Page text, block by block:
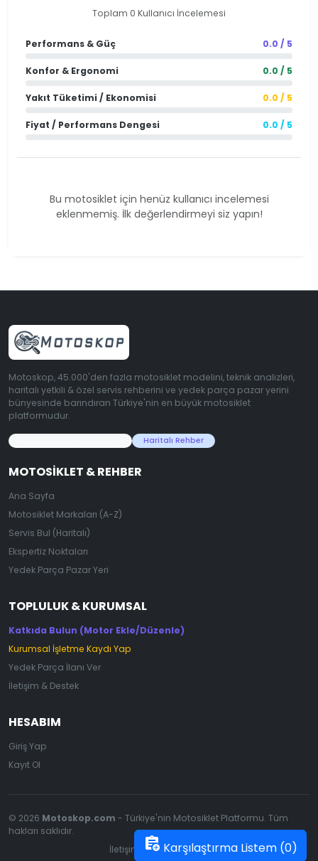
Toplam 0 Kullanıcı İncelemesi
Performans & Güç 0.0 / 5
Konfor & Ergonomi 0.0 / 5
Yakıt Tüketimi / Ekonomisi 0.0 / 5
Fiyat / Performans Dengesi 0.0 / 5
Bu motosiklet için henüz kullanıcı incelemesi
eklenmemiş. İlk değerlendirmeyi siz yapın!
assignment_add Karşılaştırma Listem (0)
Motoskop, 45.000'den fazla motosiklet modelini, teknik analizleri,
haritalı yetkili & özel servis rehberini ve yedek parça pazar yerini
bünyesinde barındıran Türkiye'nin en büyük motosiklet
platformudur.
Haritalı Rehber
MOTOSIKLET & REHBER
Ana Sayfa
Motosiklet Markaları (A-Z)
Servis Bul (Haritalı)
Ekspertiz Noktaları
Yedek Parça Pazar Yeri
TOPLULUK & KURUMSAL
Katkıda Bulun (Motor Ekle/Düzenle)
Kurumsal İşletme Kaydı Yap
Yedek Parça İlanı Ver
İletişim & Destek
HESABIM
Giriş Yap
Kayıt Ol
© 2026 Motoskop.com - Türkiye'nin Motosiklet Platformu. Tüm
hakları saklıdır.
İletişim
Gizlilik Politikası